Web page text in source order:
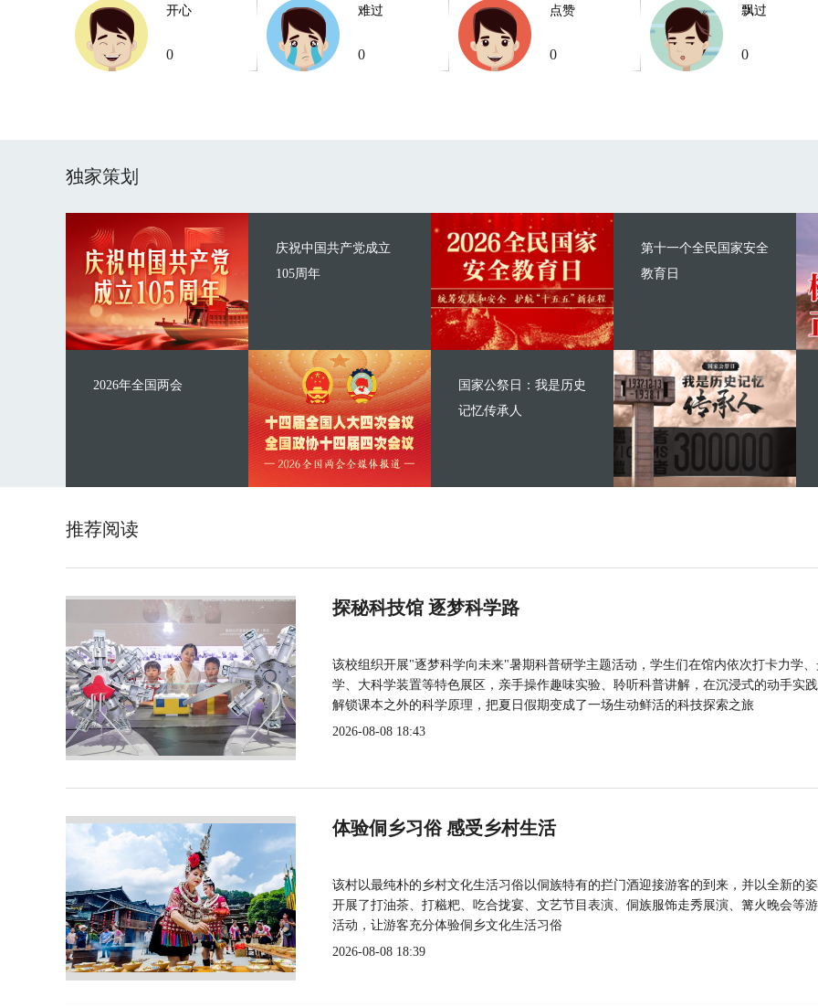
开心
0
难过
0
点赞
0
飘过
0
独家策划
庆祝中国共产党成立
105周年
2026年全国两会
第十一个全民国家安全
教育日
国家公祭日：我是历史
记忆传承人
推荐阅读
探秘科技馆 逐梦科学路
该校组织开展"逐梦科学向未来"暑期科普研学主题活动，学生们在馆内依次打卡力学
学、大科学装置等特色展区，亲手操作趣味实验、聆听科普讲解，在沉浸式的动手实
解锁课本之外的科学原理，把夏日假期变成了一场生动鲜活的科技探索之旅
2026-08-08 18:43
体验侗乡习俗 感受乡村生活
该村以最纯朴的乡村文化生活习俗以侗族特有的拦门酒迎接游客的到来，并以全新的
开展了打油茶、打糍粑、吃合拢宴、文艺节目表演、侗族服饰走秀展演、篝火晚会等
活动，让游客充分体验侗乡文化生活习俗
2026-08-08 18:39